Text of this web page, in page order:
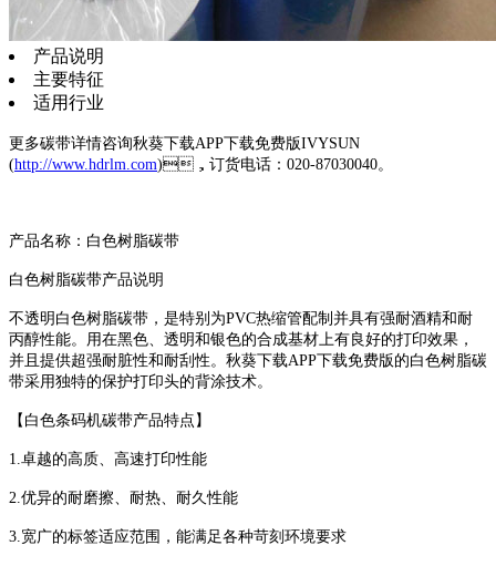
产品说明
主要特征
适用行业
更多碳带详情咨询秋葵下载APP下载免费版IVYSUN
(http://www.hdrlm.com)，订货电话：020-87030040。
产品名称：白色树脂碳带
白色树脂碳带产品说明
不透明白色树脂碳带，是特别为PVC热缩管配制并具有强耐酒精和耐
丙醇性能。用在黑色、透明和银色的合成基材上有良好的打印效果，
并且提供超强耐脏性和耐刮性。秋葵下载APP下载免费版的白色树脂碳
带采用独特的保护打印头的背涂技术。
【白色条码机碳带产品特点】
1.卓越的高质、高速打印性能
2.优异的耐磨擦、耐热、耐久性能
3.宽广的标签适应范围，能满足各种苛刻环境要求